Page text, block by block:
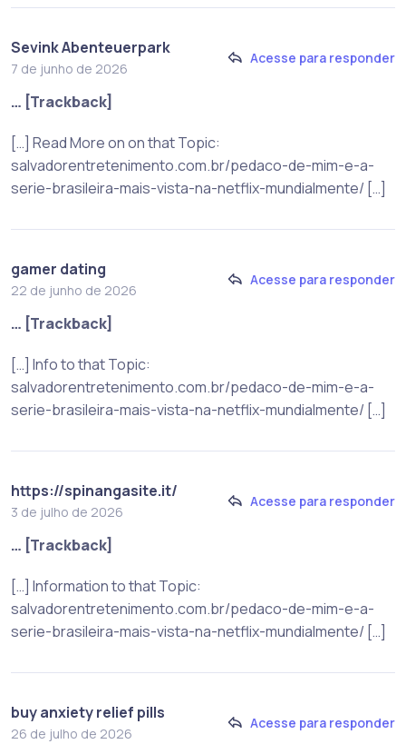
Sevink Abenteuerpark
7 de junho de 2026
Acesse para responder
… [Trackback]
[…] Read More on on that Topic:
salvadorentretenimento.com.br/pedaco-de-mim-e-a-
serie-brasileira-mais-vista-na-netflix-mundialmente/ […]
gamer dating
22 de junho de 2026
Acesse para responder
… [Trackback]
[…] Info to that Topic:
salvadorentretenimento.com.br/pedaco-de-mim-e-a-
serie-brasileira-mais-vista-na-netflix-mundialmente/ […]
https://spinangasite.it/
3 de julho de 2026
Acesse para responder
… [Trackback]
[…] Information to that Topic:
salvadorentretenimento.com.br/pedaco-de-mim-e-a-
serie-brasileira-mais-vista-na-netflix-mundialmente/ […]
buy anxiety relief pills
26 de julho de 2026
Acesse para responder